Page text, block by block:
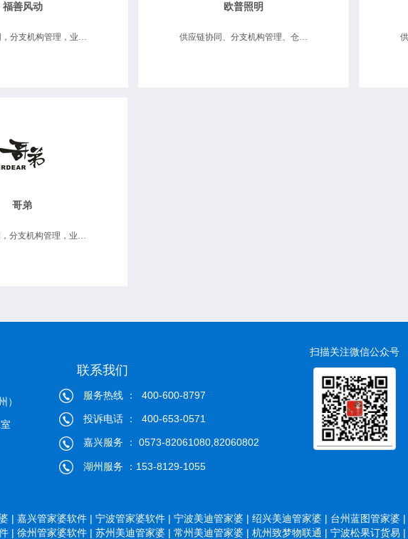
福善风动 欧普照明
供应链协同、分支机构管理、仓储物流维修、移动互联应用、数据决策分析
哥弟
）
联系我们
服务热线 ： 400-600-8797
投诉电话 ： 400-653-0571
嘉兴服务 ： 0573-82061080,82060802
湖州服务 ：153-8129-1055
扫描关注微信公众号
| 嘉兴管家婆软件 | 宁波管家婆软件 | 宁波美迪管家婆 | 绍兴美迪管家婆 | 台州蓝图管家婆 |
| 徐州管家婆软件 | 苏州美迪管家婆 | 常州美迪管家婆 | 杭州致梦物联通 | 宁波松果订货易 |